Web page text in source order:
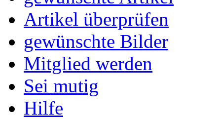
Artikel überprüfen
gewünschte Bilder
Mitglied werden
Sei mutig
Hilfe